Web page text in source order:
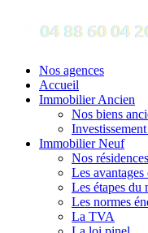
Nos agences
Accueil
Immobilier Ancien
Nos biens
Immobilier Neuf
Nos
Les
Les étapes du
Les normes
La TVA